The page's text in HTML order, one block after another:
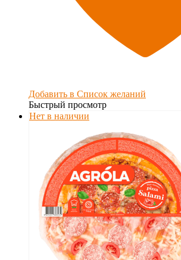
Добавить в Список желаний
Быстрый просмотр
Нет в наличии